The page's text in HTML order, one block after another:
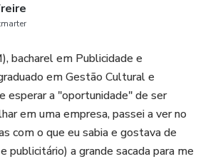
bacharel em Publicidade e
em Gestão Cultural e
esperar a "oportunidade" de ser
em uma empresa, passei a ver no
com o que eu sabia e gostava de
publicitário) a grande sacada para me